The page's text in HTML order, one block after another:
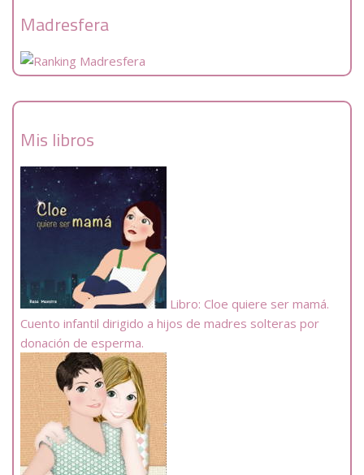
Madresfera
Mis libros
Libro: Cloe quiere ser mamá.
Cuento infantil dirigido a hijos de madres solteras por
donación de esperma.